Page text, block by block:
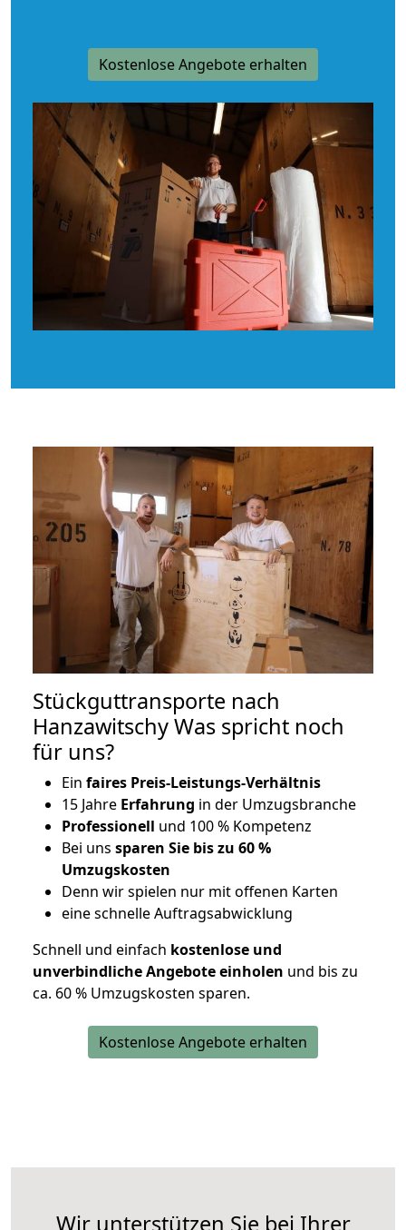
Kostenlose Angebote erhalten
Stückguttransporte nach
Hanzawitschy Was spricht noch
für uns?
Ein faires Preis-Leistungs-Verhältnis
15 Jahre Erfahrung in der Umzugsbranche
Professionell und 100 % Kompetenz
Bei uns sparen Sie bis zu 60 %
Umzugskosten
Denn wir spielen nur mit offenen Karten
eine schnelle Auftragsabwicklung
Schnell und einfach kostenlose und
unverbindliche Angebote einholen und bis zu
ca. 60 % Umzugskosten sparen.
Kostenlose Angebote erhalten
Wir unterstützen Sie bei Ihrer